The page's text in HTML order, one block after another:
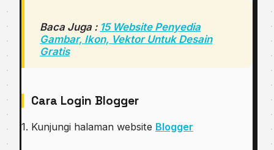
Baca Juga : 15 Website Penyedia
Gambar, Ikon, Vektor Untuk Desain
Gratis
Cara Login Blogger
1. Kunjungi halaman website Blogger